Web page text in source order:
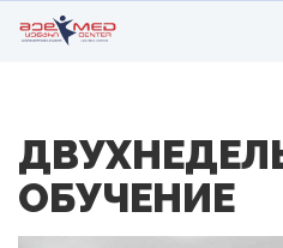
ОБУЧЕНИЕ